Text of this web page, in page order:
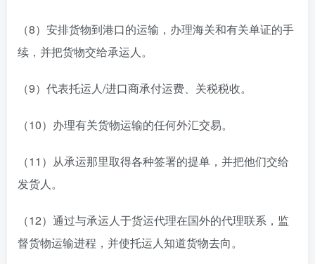
（8）安排货物到港口的运输，办理海关和有关单证的手
续，并把货物交给承运人。
（9）代表托运人/进口商承付运费、关税税收。
（10）办理有关货物运输的任何外汇交易。
（11）从承运那里取得各种签署的提单，并把他们交给
发货人。
（12）通过与承运人于货运代理在国外的代理联系，监
督货物运输进程，并使托运人知道货物去向。